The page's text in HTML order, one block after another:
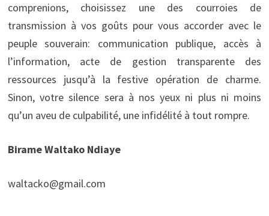
comprenions, choisissez une des courroies de
transmission à vos goûts pour vous accorder avec le
peuple souverain: communication publique, accès à
l’information, acte de gestion transparente des
ressources jusqu’à la festive opération de charme.
Sinon, votre silence sera à nos yeux ni plus ni moins
qu’un aveu de culpabilité, une infidélité à tout rompre.
Birame Waltako Ndiaye
waltacko@gmail.com